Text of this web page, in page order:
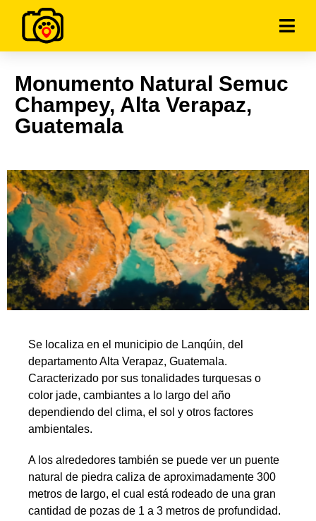
Monumento Natural Semuc
Champey, Alta Verapaz,
Guatemala
Se localiza en el municipio de Lanqúin, del
departamento Alta Verapaz, Guatemala.
Caracterizado por sus tonalidades turquesas o
color jade, cambiantes a lo largo del año
dependiendo del clima, el sol y otros factores
ambientales.
A los alrededores también se puede ver un puente
natural de piedra caliza de aproximadamente 300
metros de largo, el cual está rodeado de una gran
cantidad de pozas de 1 a 3 metros de profundidad.